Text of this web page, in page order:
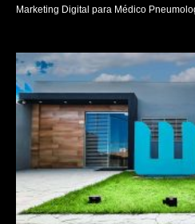
Marketing Digital para Médico